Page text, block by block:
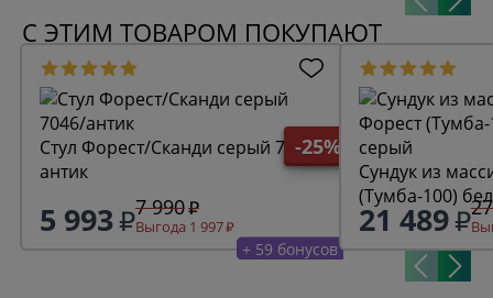
С ЭТИМ ТОВАРОМ ПОКУПАЮТ
-25%
Стул Форест/Сканди серый 7046/
антик
5 993 7 990
Выгода 1 997
+ 59 бонусов
Сундук из
(Тумба-100)
21 489